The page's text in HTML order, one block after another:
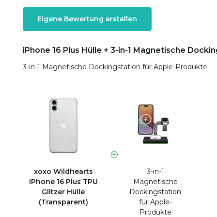
Eigene Bewertung erstellen
iPhone 16 Plus Hülle + 3-in-1 Magnetische
3-in-1 Magnetische Dockingstation für Apple-Produkte
xoxo Wildhearts
iPhone 16 Plus TPU
Glitzer Hülle
(Transparent)
3-in-1
Magnetische
Dockingstation
für Apple-
Produkte